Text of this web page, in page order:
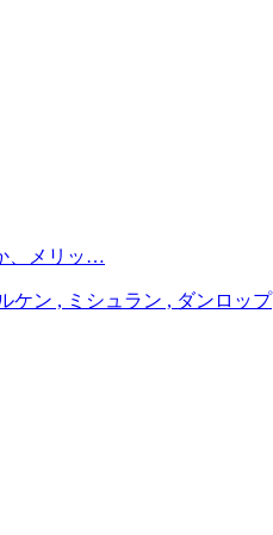
、メリッ…
ケン , ミシュラン , ダンロップ